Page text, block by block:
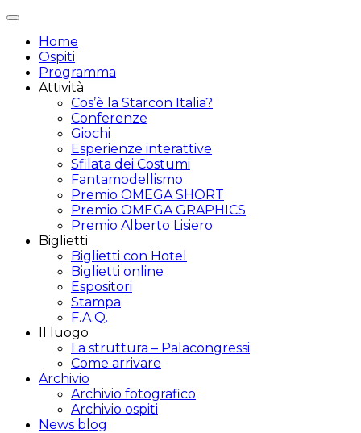
Attiva/disattiva
navigazione
Home
Ospiti
Programma
Attività
Cos’è la Starcon Italia?
Conferenze
Giochi
Esperienze interattive
Sfilata dei Costumi
Fantamodellismo
Premio OMEGA SHORT
Premio OMEGA GRAPHICS
Premio Alberto Lisiero
Biglietti
Biglietti con Hotel
Biglietti online
Espositori
Stampa
F.A.Q.
Il luogo
La struttura – Palacongressi
Come arrivare
Archivio
Archivio fotografico
Archivio ospiti
News blog